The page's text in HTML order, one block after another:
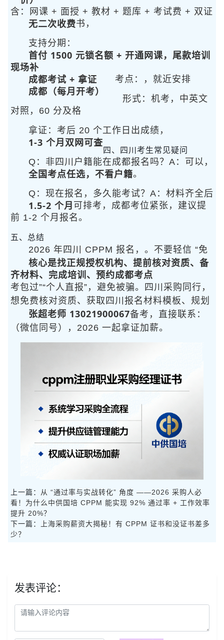
含：网课 + 面授 + 教材 + 题库 + 考试费 + 双证
书，
无二次收费
支持分期：
首付 1500 元锁名额 + 开通网课，尾款培训
现场补
成都考试 + 拿证
考点：
成都（每月开考）
，就近安排
形式：机考，中英文
对照，60 分及格
拿证：考后 20 个工作日出成绩，
1-3 个月双网可查
四、四川考生常见疑问
Q：非四川户籍能在成都报名吗？A：可以，
全国考点任选，不看户籍。
Q：现在报名，多久能考试？A：材料齐全后
1.5-2 个月 可排考，成都考位紧张，建议提
前 1-2 个月报名。
五、总结
2026 年四川 CPPM 报名，
核心是找正规授权机构、提前核对资质、备
齐材料、完成培训、预约成都考点
。不要轻信 “免
考包过”“个人直报”，避免被骗。四川采购同行，
想免费核对资质、获取四川报名材料模板、规划
备考，直接联系：
张超老师 13021900067
（微信同号），2026 一起拿证加薪。
上一篇：
从 “通过率与实战转化” 角度 ——2026 采购人必
看！为什么中供国培 CPPM 能实现 92% 通过率 + 工作效率
提升 20%？
下一篇：
上海采购薪资大揭秘！有 CPPM 证书和没证书差多
少？
发表评论：